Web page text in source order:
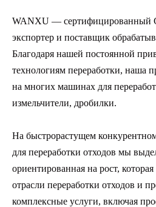
WANXU — сертифицированный
экспортер и поставщик
Благодаря нашей постоянной
технологиям переработки, наша
на многих машинах для
измельчители, дробилки.
На быстрорастущем
для переработки отходов мы
ориентированная на рост,
отрасли переработки отходов и
комплексные услуги, включая